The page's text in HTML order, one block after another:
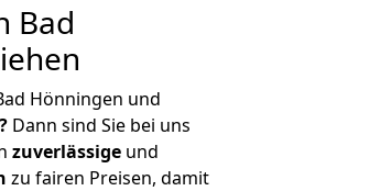
Bad
Hönningen und
Dann sind Sie bei uns
zuverlässige und
zu fairen Preisen, damit